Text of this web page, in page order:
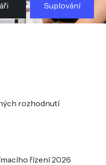
Suplování
rozhodnutí
řízení 2026